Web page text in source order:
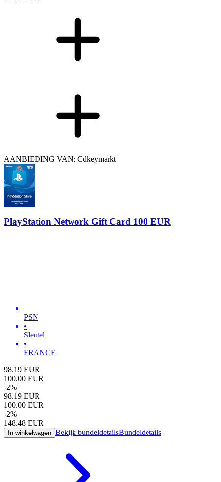
AANBIEDING VAN: Cdkeymarkt
PlayStation Network Gift Card 100 EUR
PSN
•
Sleutel
•
FRANCE
98.19 EUR
100.00 EUR
-2%
98.19 EUR
100.00 EUR
-2%
148.48 EUR
In winkelwagen Bekijk bundeldetailsBundeldetails